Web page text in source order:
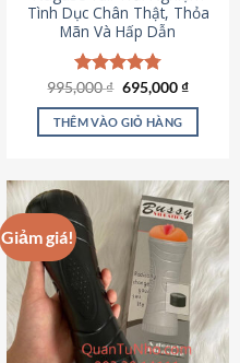
Tình Dục Chân Thật, Thỏa
Mãn Và Hấp Dẫn
Được xếp
hạng4.80
5 sao
995,000₫ Giá
là:
995,000 ₫.
695,000₫Giá
tại
THÊM VÀO GIỎ HÀNG
Giảm giá!